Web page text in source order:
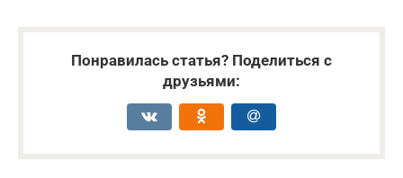
Понравилась статья? Поделиться с
друзьями: